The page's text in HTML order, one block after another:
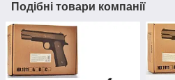
Подібні товари компанії